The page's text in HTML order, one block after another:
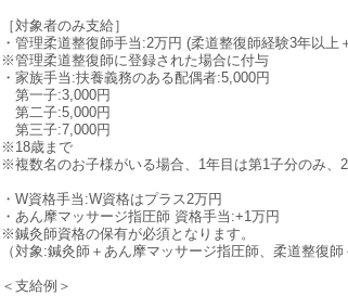
［対象者のみ支給］
・管理柔道整復師手当:2万円 (柔道整復師経験3年以
※管理柔道整復師に登録された場合に付与
・家族手当:扶養義務のある配偶者:5,000円
第一子:3,000円
第二子:5,000円
第三子:7,000円
※18歳まで
※複数名のお子様がいる場合、1年目は第1子分のみ、
・W資格手当:W資格はプラス2万円
・あん摩マッサージ指圧師 資格手当:+1万円
※鍼灸師資格の保有が必須となります。
（対象:鍼灸師＋あん摩マッサージ指圧師、柔道整復
＜支給例＞